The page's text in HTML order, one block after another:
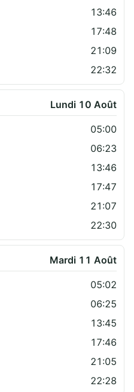
13:46
17:48
21:09
22:32
Lundi 10 Août
05:00
06:23
13:46
17:47
21:07
22:30
Mardi 11 Août
05:02
06:25
13:45
17:46
21:05
22:28